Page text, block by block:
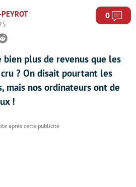
0
Reddit
bien plus de revenus que les
? On disait pourtant les
mais nos ordinateurs ont de
!